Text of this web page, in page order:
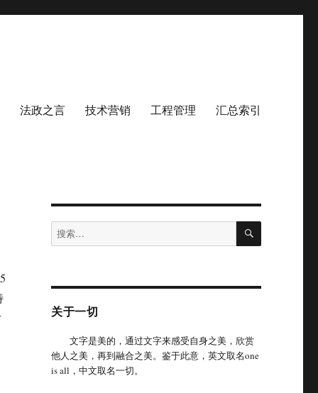
法政之言 技术营销 工程管理 汇总索引
搜
索：
搜
关于一切
文字是美的，通过文字来感受自身之美，欣赏
他人之美，再到融合之美。鉴于此意，英文取名one
is all，中文取名一切。